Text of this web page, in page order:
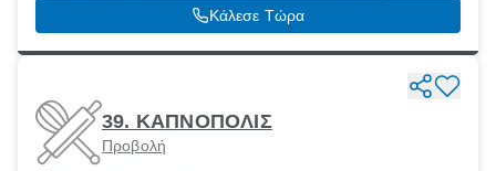
Κάλεσε Τώρα
39. ΚΑΠΝΟΠΟΛΙΣ
Προβολή